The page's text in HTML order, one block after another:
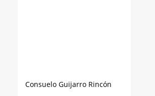
Consuelo Guijarro Rincón